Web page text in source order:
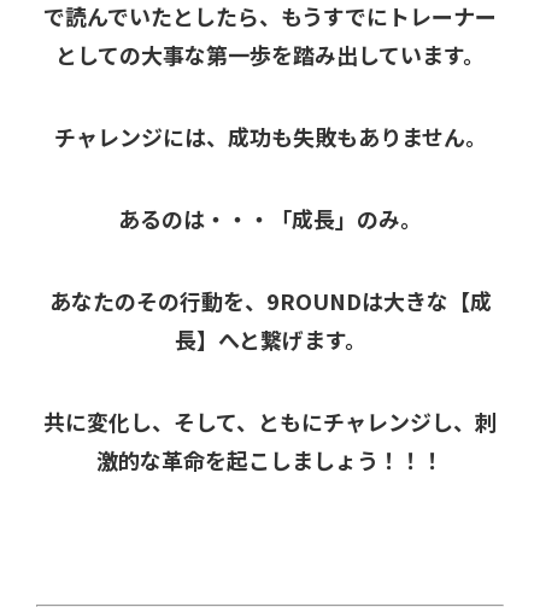
で読んでいたとしたら、もうすでにトレーナー
としての大事な第一歩を踏み出しています。
チャレンジには、成功も失敗もありません。
あるのは・・・「成長」のみ。
あなたのその行動を、9ROUNDは大きな【成
長】へと繋げます。
共に変化し、そして、ともにチャレンジし、刺
激的な革命を起こしましょう！！！